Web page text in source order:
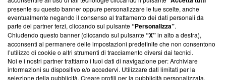
conformità agli standard.
Su di noi
Team editoriale
Corporate
presente su questo banner oppure personalizzare le tue scelte, anche
eventualmente negando il consenso al trattamento dei dati personali da
parte dei partner terzi, cliccando sul pulsante“Personalizza”.
Chiudendo questo banner (cliccando sul pulsante“X”in alto a destra),
acconsenti al permanere delle impostazioni predefinite che non consentono
l’utilizzo di cookie o altri strumenti di tracciamento diversi dai tecnici.
Noi e i nostri partner trattiamo i tuoi dati di navigazione per: Archiviare
informazioni su dispositivo e/o accedervi. Utilizzare dati limitati per la
selezione della pubblicità. Creare profili per la pubblicità personalizzata.